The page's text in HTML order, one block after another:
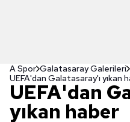
A Spor Galatasaray Galerileri
UEFA'dan Galatasaray'ı yıkan
UEFA'dan
yıkan haber